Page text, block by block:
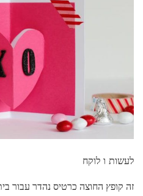
לעשות ו לוקח
זה קופץ החוצה כרטיס נהדר עבור